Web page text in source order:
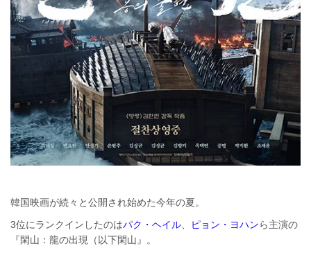
韓国映画が続々と公開され始めた今年の夏。
3位にランクインしたのはパク・ヘイル ピョン・ヨハンら主演の
『閑山：龍の出現（以下閑山』。